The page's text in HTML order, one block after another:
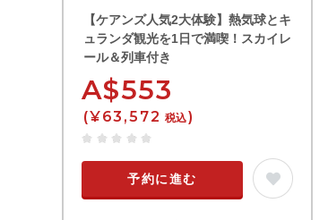
【ケアンズ人気2大体験】熱気球とキ
ュランダ観光を1日で満喫！スカイレ
ール＆列車付き
A$553
(¥63,572 税込)
予約に進む